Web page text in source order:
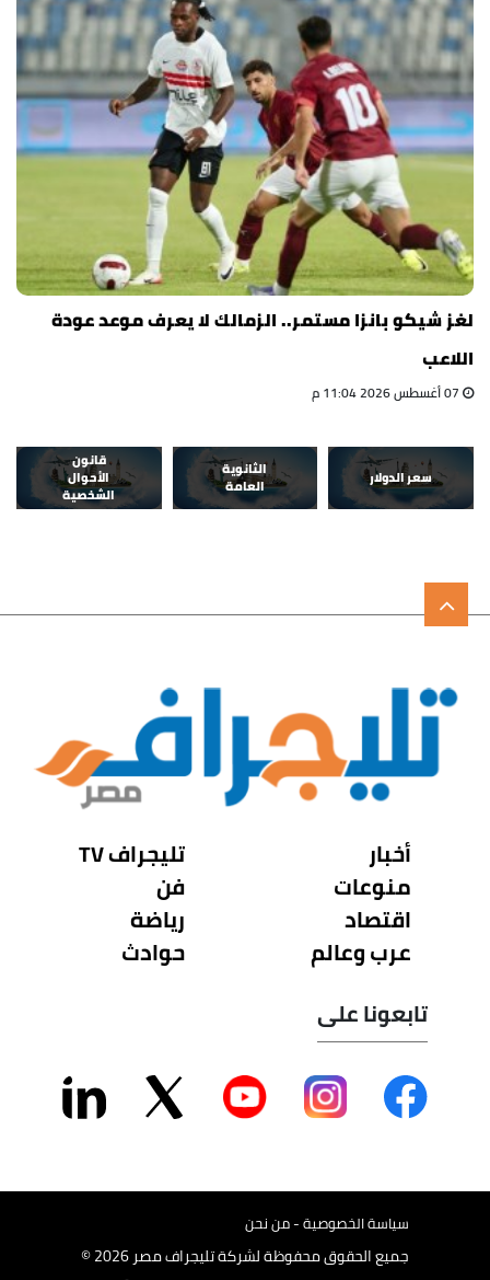
لغز شيكو بانزا مستمر.. الزمالك لا يعرف موعد عودة
اللاعب
سعر الدولار
الثانوية
العامة
قانون
الأحوال
الشخصية
أخبار
منوعات
اقتصاد
عرب وعالم
تليجراف TV
فن
رياضة
حوادث
تابعونا على
سياسة الخصوصية - من نحن
جميع الحقوق محفوظة لشركة تليجراف مصر 2026 ©